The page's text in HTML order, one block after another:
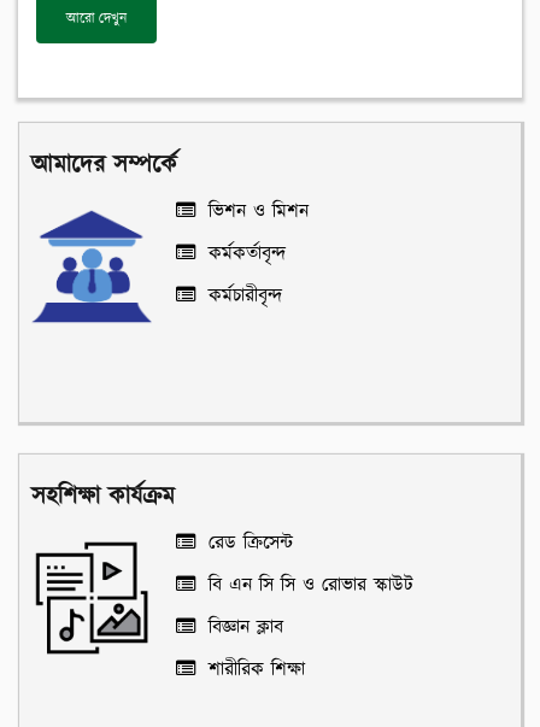
আরো দেখুন
আমাদের সম্পর্কে
ভিশন ও মিশন
কর্মকর্তাবৃন্দ
কর্মচারীবৃন্দ
সহশিক্ষা কার্যক্রম
রেড ক্রিসেন্ট
বি এন সি সি ও রোভার স্কাউট
বিজ্ঞান ক্লাব
শারীরিক শিক্ষা